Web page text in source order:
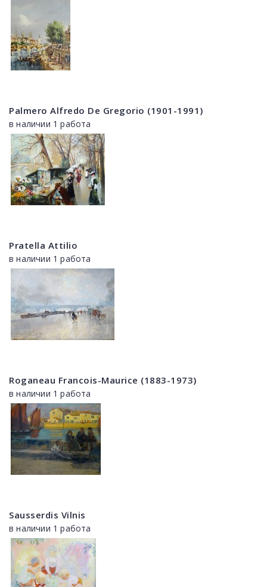
Palmero Alfredo De Gregorio (1901-1991)
в наличии 1 работа
Pratella Attilio
в наличии 1 работа
Roganeau Francois-Maurice (1883-1973)
в наличии 1 работа
Sausserdis Vilnis
в наличии 1 работа